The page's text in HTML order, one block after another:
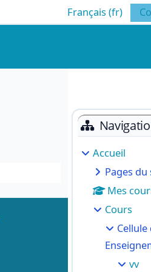
Blocs
Accueil
Pages du
Mes
Cours
Cellule
vv
Français ‎(fr)‎